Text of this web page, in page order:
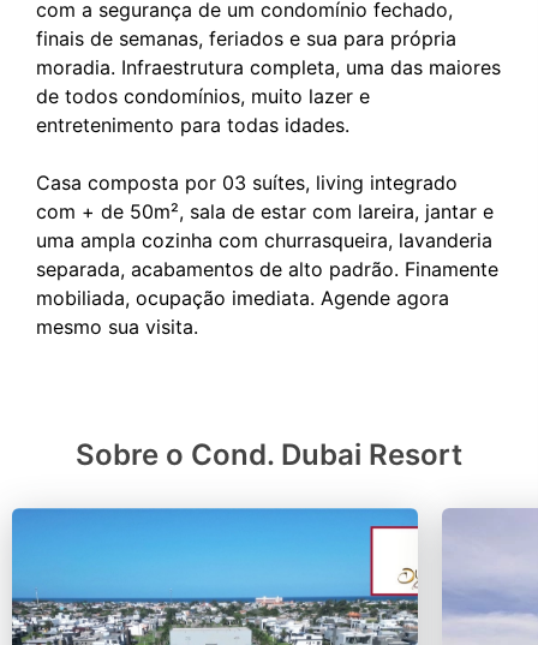
com a segurança de um condomínio fechado,
finais de semanas, feriados e sua para própria
moradia. Infraestrutura completa, uma das maiores
de todos condomínios, muito lazer e
entretenimento para todas idades.
Casa composta por 03 suítes, living integrado
com + de 50m², sala de estar com lareira, jantar e
uma ampla cozinha com churrasqueira, lavanderia
separada, acabamentos de alto padrão. Finamente
mobiliada, ocupação imediata. Agende agora
Sobre o Cond. Dubai Resort